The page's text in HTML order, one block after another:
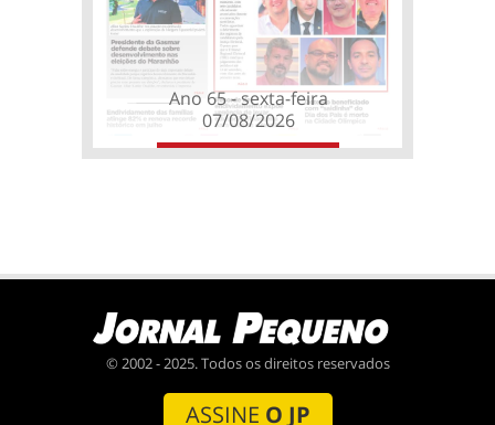
Ano 65 - sexta-feira
07/08/2026
© 2002 - 2025. Todos os direitos reservados
ASSINE O JP